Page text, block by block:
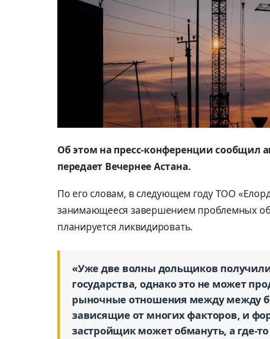
Об этом на пресс-конференции сообщил
передает Вечернее Астана.
По его словам, в следующем году ТОО
занимающееся завершением проблемных
планируется ликвидировать.
«Уже две волны дольщиков
государства, однако это не может
рыночные отношения между между
зависящие от многих факторов, и
застройщик может обмануть, а где-то